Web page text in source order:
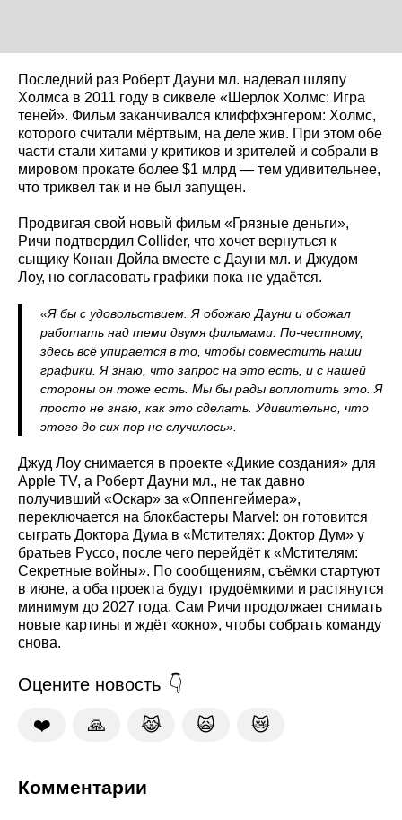
Последний раз Роберт Дауни мл. надевал шляпу
Холмса в 2011 году в сиквеле «Шерлок Холмс: Игра
теней». Фильм заканчивался клиффхэнгером: Холмс,
которого считали мёртвым, на деле жив. При этом обе
части стали хитами у критиков и зрителей и собрали в
мировом прокате более $1 млрд — тем удивительнее,
что триквел так и не был запущен.
Продвигая свой новый фильм «Грязные деньги»,
Ричи подтвердил Collider, что хочет вернуться к
сыщику Конан Дойла вместе с Дауни мл. и Джудом
Лоу, но согласовать графики пока не удаётся.
«Я бы с удовольствием. Я обожаю Дауни и обожал
работать над теми двумя фильмами. По‑честному,
здесь всё упирается в то, чтобы совместить наши
графики. Я знаю, что запрос на это есть, и с нашей
стороны он тоже есть. Мы бы рады воплотить это. Я
просто не знаю, как это сделать. Удивительно, что
этого до сих пор не случилось».
Джуд Лоу снимается в проекте «Дикие создания» для
Apple TV, а Роберт Дауни мл., не так давно
получивший «Оскар» за «Оппенгеймера»,
переключается на блокбастеры Marvel: он готовится
сыграть Доктора Дума в «Мстителях: Доктор Дум» у
братьев Руссо, после чего перейдёт к «Мстителям:
Секретные войны». По сообщениям, съёмки стартуют
в июне, а оба проекта будут трудоёмкими и растянутся
минимум до 2027 года. Сам Ричи продолжает снимать
новые картины и ждёт «окно», чтобы собрать команду
снова.
Оцените новость
❤️ 🙏 😹 🙀 😿
Комментарии